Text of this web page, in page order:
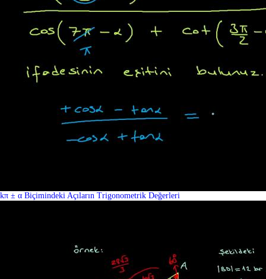
kπ ± α Biçimindeki Açıların Trigonometrik Değerleri